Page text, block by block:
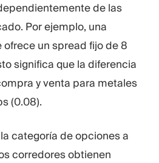
de las
Por ejemplo, una
un spread fijo de 8
significa que la diferencia
y venta para metales
(0.08).
categoría de opciones a
corredores obtienen